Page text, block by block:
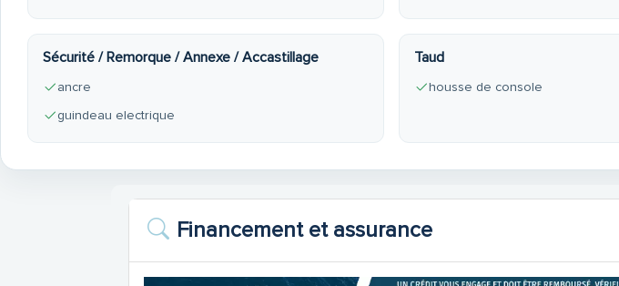
Sécurité / Remorque / Annexe / Accastillage
ancre
guindeau electrique
Taud
housse de console
Financement et assurance